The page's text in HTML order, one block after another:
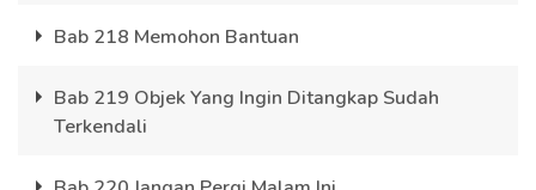
Bab 218 Memohon Bantuan
Bab 219 Objek Yang Ingin Ditangkap Sudah
Terkendali